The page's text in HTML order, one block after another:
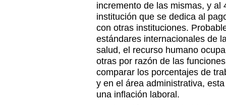
incremento de las mismas, y al
institución que se dedica al
con otras instituciones.
estándares internacionales de
salud, el recurso humano
otras por razón de las
comparar los porcentajes de
y en el área administrativa,
una inflación laboral.